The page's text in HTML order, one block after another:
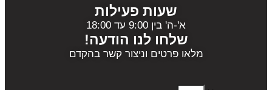
שעות פעילות
א'-ה' בין 9:00 עד 18:00
שלחו לנו הודעה!
מלאו פרטים וניצור קשר בהקדם